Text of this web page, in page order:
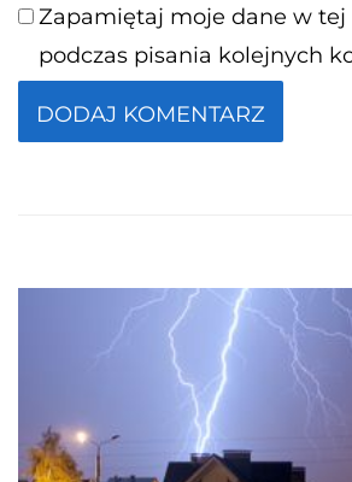
Zapamiętaj moje dane w tej
podczas pisania kolejnych